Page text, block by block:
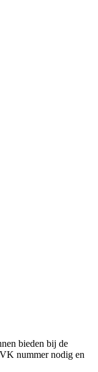
bieden bij de
nummer nodig en